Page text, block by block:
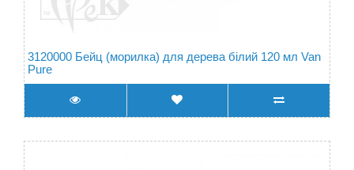
3120000 Бейц (морилка) для дерева білий 120 мл Van
Pure